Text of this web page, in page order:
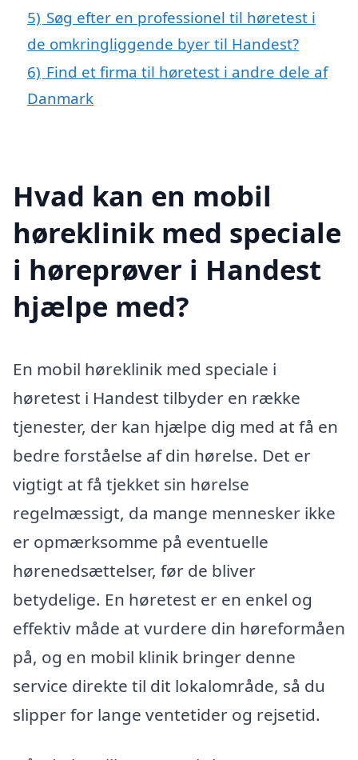
5) Søg efter en professionel til høretest i
de omkringliggende byer til Handest?
6) Find et firma til høretest i andre dele af
Danmark
Hvad kan en mobil
høreklinik med speciale
i høreprøver i Handest
hjælpe med?
En mobil høreklinik med speciale i
høretest i Handest tilbyder en række
tjenester, der kan hjælpe dig med at få en
bedre forståelse af din hørelse. Det er
vigtigt at få tjekket sin hørelse
regelmæssigt, da mange mennesker ikke
er opmærksomme på eventuelle
hørenedsættelser, før de bliver
betydelige. En høretest er en enkel og
effektiv måde at vurdere din høreformåen
på, og en mobil klinik bringer denne
service direkte til dit lokalområde, så du
slipper for lange ventetider og rejsetid.